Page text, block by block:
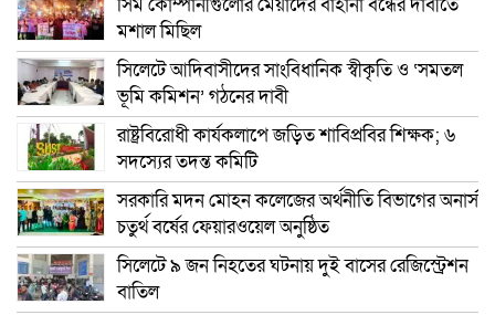
মশাল মিছিল
সিলেটে আদিবাসীদের সাংবিধানিক স্বীকৃতি ও ‘সমতল
ভূমি কমিশন’ গঠনের দাবী
রাষ্ট্রবিরোধী কার্যকলাপে জড়িত শাবিপ্রবির শিক্ষক; ৬
সদস্যের তদন্ত কমিটি
সরকারি মদন মোহন কলেজের অর্থনীতি বিভাগের অনার্স
চতুর্থ বর্ষের ফেয়ারওয়েল অনুষ্ঠিত
সিলেটে ৯ জন নিহতের ঘটনায় দুই বাসের রেজিস্ট্রেশন
বাতিল